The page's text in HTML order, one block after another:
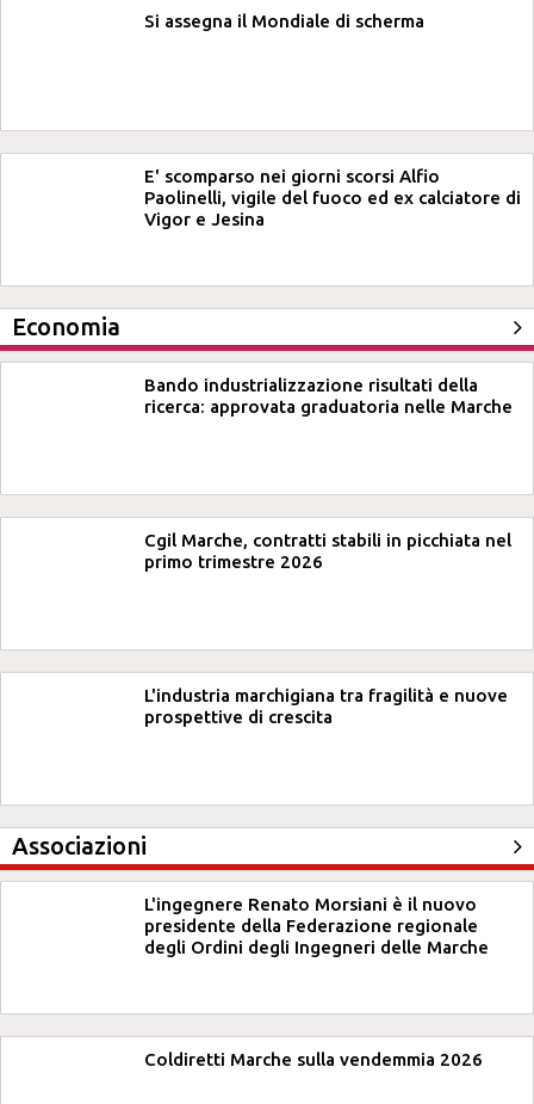
Si assegna il Mondiale di scherma
E' scomparso nei giorni scorsi Alfio
Paolinelli, vigile del fuoco ed ex calciatore di
Vigor e Jesina
Economia
Bando industrializzazione risultati della
ricerca: approvata graduatoria nelle Marche
Cgil Marche, contratti stabili in picchiata nel
primo trimestre 2026
L'industria marchigiana tra fragilità e nuove
prospettive di crescita
Associazioni
L'ingegnere Renato Morsiani è il nuovo
presidente della Federazione regionale
degli Ordini degli Ingegneri delle Marche
Coldiretti Marche sulla vendemmia 2026